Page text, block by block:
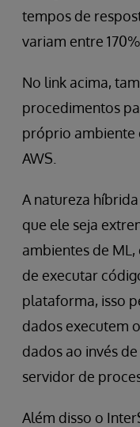
tempos de
variam entre
No link acima,
procedimentos
próprio ambiente
AWS.
A natureza
que ele seja
ambientes de
de executar
plataforma, isso
dados executem
dados ao invés
servidor de
Além disso o